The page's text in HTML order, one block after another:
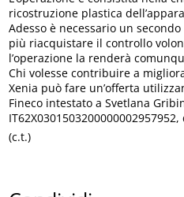
ricostruzione plastica
Adesso è necessario un
più riacquistare il controllo
l’operazione la renderà
Chi volesse contribuire a
Xenia può fare un’offerta
Fineco intestato a Svetlana
IT62X0301503200000002957952,
(c.t.)